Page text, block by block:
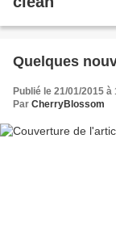
Quelques
Publié le 21/01/2015 à
Par CherryBlossom